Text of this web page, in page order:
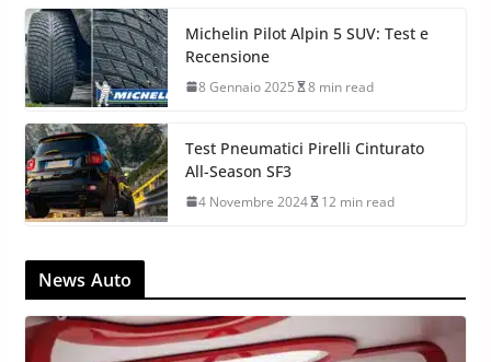
Michelin Pilot Alpin 5 SUV: Test e
Recensione
8 Gennaio 2025 8 min read
Test Pneumatici Pirelli Cinturato
All-Season SF3
4 Novembre 2024 12 min read
News Auto